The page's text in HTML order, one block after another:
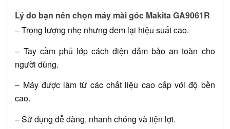
Lý do bạn nên chọn máy mài góc Makita GA9061R
– Trọng lượng nhẹ nhưng đem lại hiệu suất cao.
– Tay cầm phủ lớp cách điện đảm bảo an toàn cho
người dùng.
– Máy được làm từ các chất liệu cao cấp với độ bền
cao.
– Sử dụng dễ dàng, nhanh chóng và tiện lợi.